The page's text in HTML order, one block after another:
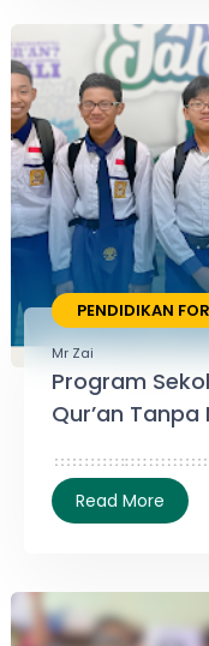
PENDIDIKAN
Mr Zai
Program
Qur’an